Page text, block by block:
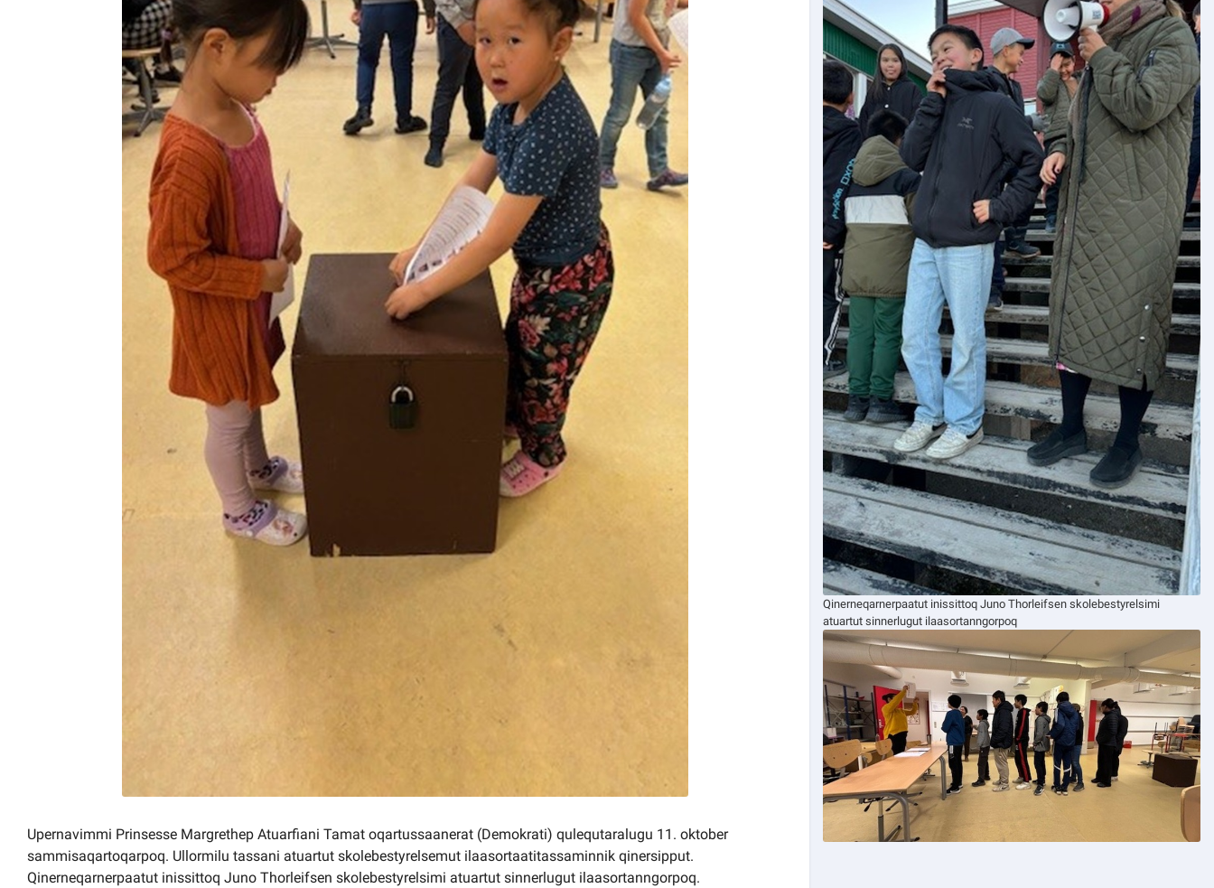
Upernavimmi Prinsesse Margrethep Atuarfiani Tamat oqartussaanerat (Demokrati) qulequtaralugu 11. oktober
sammisaqartoqarpoq. Ullormilu tassani atuartut skolebestyrelsemut ilaasortaatitassaminnik qinersipput.
Qinerneqarnerpaatut inissittoq Juno Thorleifsen skolebestyrelsimi atuartut sinnerlugut ilaasortanngorpoq.
Qinerneqarnerpaatut inissittoq Juno Thorleifsen skolebestyrelsimi
atuartut sinnerlugut ilaasortanngorpoq